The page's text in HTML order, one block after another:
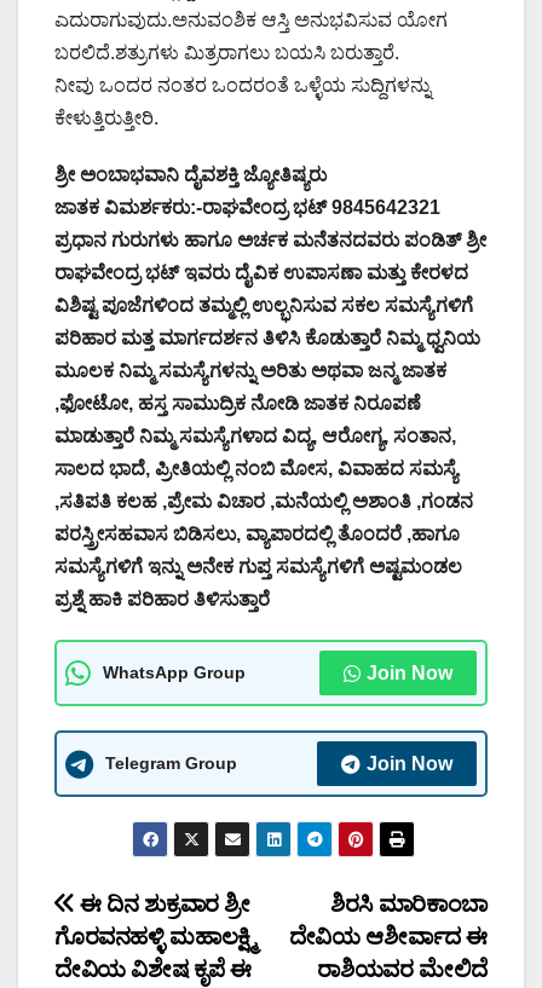
ಎದುರಾಗುವುದು.ಅನುವಂಶಿಕ ಆಸ್ತಿ ಅನುಭವಿಸುವ ಯೋಗ
ಬರಲಿದೆ.ಶತ್ರುಗಳು ಮಿತ್ರರಾಗಲು ಬಯಸಿ ಬರುತ್ತಾರೆ.
ನೀವು ಒಂದರ ನಂತರ ಒಂದರಂತೆ ಒಳ್ಳೆಯ ಸುದ್ದಿಗಳನ್ನು
ಕೇಳುತ್ತಿರುತ್ತೀರಿ.
ಶ್ರೀ ಅಂಬಾಭವಾನಿ ದೈವಶಕ್ತಿ ಜ್ಯೋತಿಷ್ಯರು
ಜಾತಕ ವಿಮರ್ಶಕರು:-ರಾಘವೇಂದ್ರ ಭಟ್ 9845642321
ಪ್ರಧಾನ ಗುರುಗಳು ಹಾಗೂ ಅರ್ಚಕ ಮನೆತನದವರು ಪಂಡಿತ್ ಶ್ರೀ
ರಾಘವೇಂದ್ರ ಭಟ್ ಇವರು ದೈವಿಕ ಉಪಾಸಣಾ ಮತ್ತು ಕೇರಳದ
ವಿಶಿಷ್ಟ ಪೂಜೆಗಳಿಂದ ತಮ್ಮಲ್ಲಿ ಉಲ್ಭನಿಸುವ ಸಕಲ ಸಮಸ್ಯೆಗಳಿಗೆ
ಪರಿಹಾರ ಮತ್ತ ಮಾರ್ಗದರ್ಶನ ತಿಳಿಸಿ ಕೊಡುತ್ತಾರೆ ನಿಮ್ಮ ಧ್ವನಿಯ
ಮೂಲಕ ನಿಮ್ಮ ಸಮಸ್ಯೆಗಳನ್ನು ಅರಿತು ಅಥವಾ ಜನ್ಮ ಜಾತಕ
,ಫೋಟೋ, ಹಸ್ತ ಸಾಮುದ್ರಿಕ ನೋಡಿ ಜಾತಕ ನಿರೂಪಣೆ
ಮಾಡುತ್ತಾರೆ ನಿಮ್ಮ ಸಮಸ್ಯೆಗಳಾದ ವಿದ್ಯ, ಆರೋಗ್ಯ, ಸಂತಾನ,
ಸಾಲದ ಭಾದೆ, ಪ್ರೀತಿಯಲ್ಲಿ ನಂಬಿ ಮೋಸ, ವಿವಾಹದ ಸಮಸ್ಯೆ
,ಸತಿಪತಿ ಕಲಹ ,ಪ್ರೇಮ ವಿಚಾರ ,ಮನೆಯಲ್ಲಿ ಅಶಾಂತಿ ,ಗಂಡನ
ಪರಸ್ತ್ರೀಸಹವಾಸ ಬಿಡಿಸಲು, ವ್ಯಾಪಾರದಲ್ಲಿ ತೊಂದರೆ ,ಹಾಗೂ
ಸಮಸ್ಯೆಗಳಿಗೆ ಇನ್ನು ಅನೇಕ ಗುಪ್ತ ಸಮಸ್ಯೆಗಳಿಗೆ ಅಷ್ಟಮಂಡಲ
ಪ್ರಶ್ನೆ ಹಾಕಿ ಪರಿಹಾರ ತಿಳಿಸುತ್ತಾರೆ
WhatsApp Group Join Now
Telegram Group Join Now
Post
navigation
ಶಿರಸಿ ಮಾರಿಕಾಂಬಾ
ದೇವಿಯ ಆಶೀರ್ವಾದ ಈ
ರಾಶಿಯವರ ಮೇಲಿದೆ
ಈ ದಿನ ಶುಕ್ರವಾರ ಶ್ರೀ
ಗೊರವನಹಳ್ಳಿ ಮಹಾಲಕ್ಷ್ಮಿ
ದೇವಿಯ ವಿಶೇಷ ಕೃಪೆ ಈ